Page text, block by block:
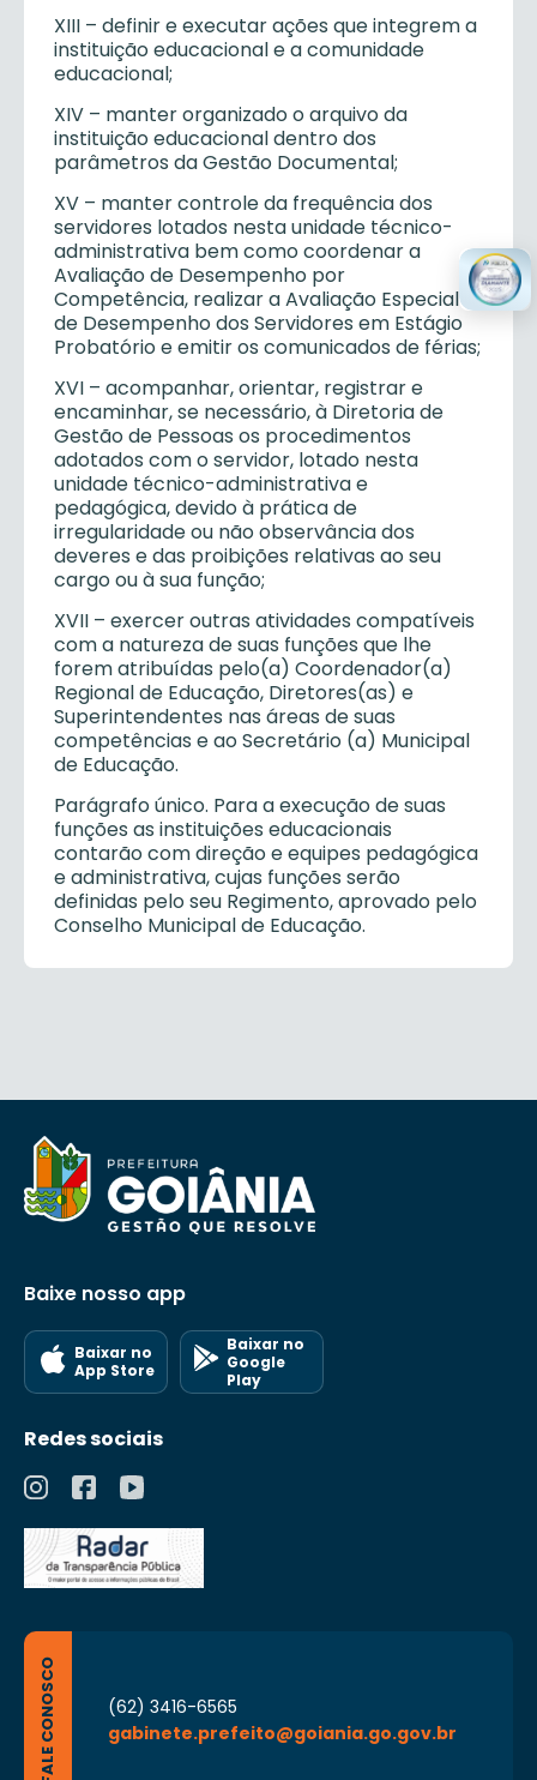
XIII – definir e executar ações que integrem a
instituição educacional e a comunidade
educacional;
XIV – manter organizado o arquivo da
instituição educacional dentro dos
parâmetros da Gestão Documental;
XV – manter controle da frequência dos
servidores lotados nesta unidade técnico-
administrativa bem como coordenar a
Avaliação de Desempenho por
Competência, realizar a Avaliação Especial
de Desempenho dos Servidores em Estágio
Probatório e emitir os comunicados de férias;
XVI – acompanhar, orientar, registrar e
encaminhar, se necessário, à Diretoria de
Gestão de Pessoas os procedimentos
adotados com o servidor, lotado nesta
unidade técnico-administrativa e
pedagógica, devido à prática de
irregularidade ou não observância dos
deveres e das proibições relativas ao seu
cargo ou à sua função;
XVII – exercer outras atividades compatíveis
com a natureza de suas funções que lhe
forem atribuídas pelo(a) Coordenador(a)
Regional de Educação, Diretores(as) e
Superintendentes nas áreas de suas
competências e ao Secretário (a) Municipal
de Educação.
Parágrafo único. Para a execução de suas
funções as instituições educacionais
contarão com direção e equipes pedagógica
e administrativa, cujas funções serão
definidas pelo seu Regimento, aprovado pelo
Conselho Municipal de Educação.
Baixe nosso app
Baixar no
App Store
Baixar no
Google
Play
Redes sociais
FALE CONOSCO
(62) 3416-6565
gabinete.prefeito@goiania.go.gov.br